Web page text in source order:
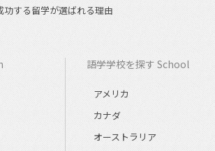
功する留学が選ばれる理由
語学学校を探す School
アメリカ
カナダ
オーストラリア